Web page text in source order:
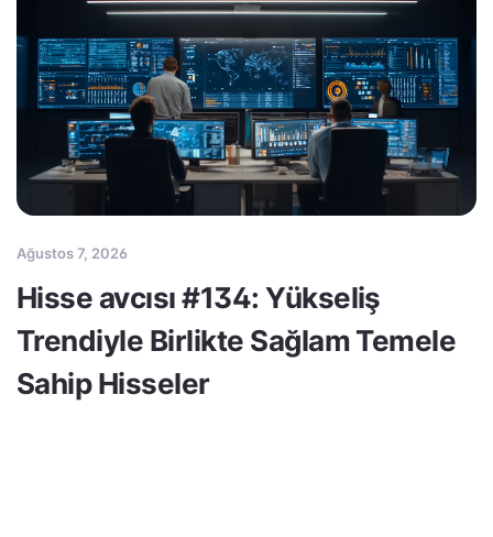
Ağustos 7, 2026
Hisse avcısı #134: Yükseliş
Trendiyle Birlikte Sağlam Temele
Sahip Hisseler